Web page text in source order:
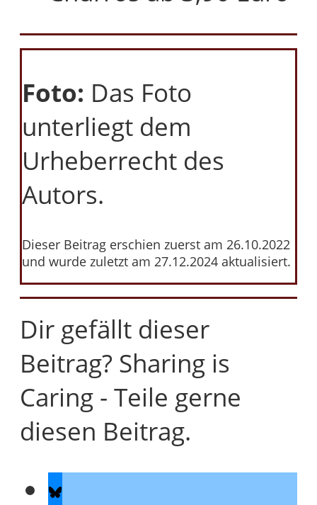
Foto: Das Foto
unterliegt dem
Urheberrecht des
Autors.
Dieser Beitrag erschien zuerst am 26.10.2022
und wurde zuletzt am 27.12.2024 aktualisiert.
Dir gefällt dieser
Beitrag? Sharing is
Caring - Teile gerne
diesen Beitrag.